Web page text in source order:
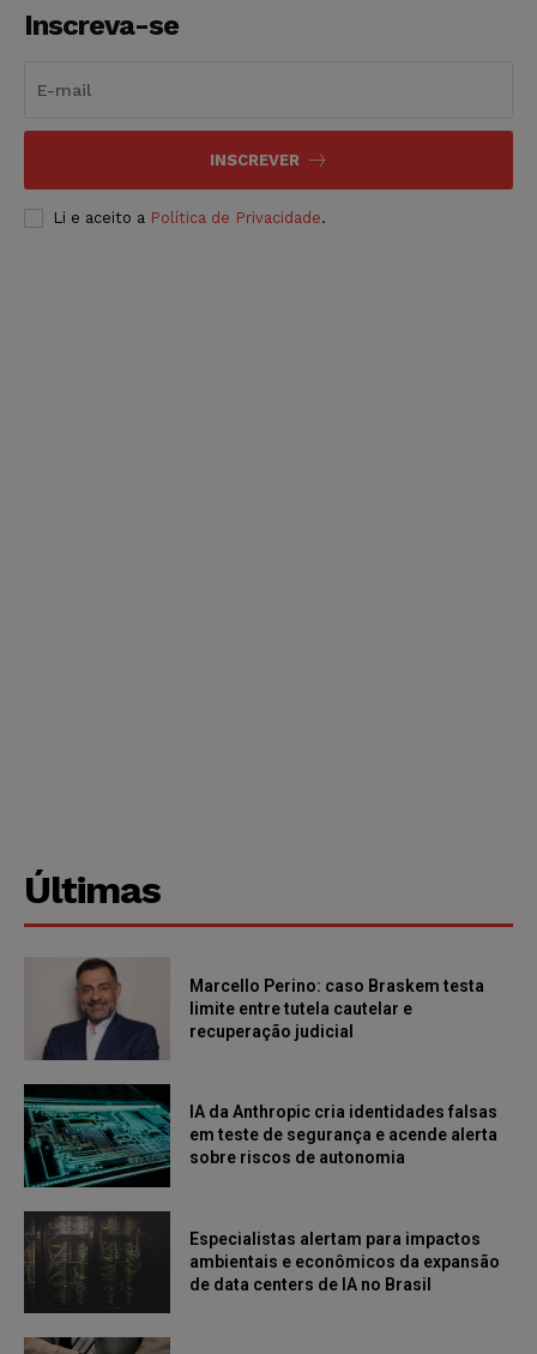
Inscreva-se
INSCREVER
Li e aceito a Política de Privacidade.
Últimas
Marcello Perino: caso Braskem testa
limite entre tutela cautelar e
recuperação judicial
IA da Anthropic cria identidades falsas
em teste de segurança e acende alerta
sobre riscos de autonomia
Especialistas alertam para impactos
ambientais e econômicos da expansão
de data centers de IA no Brasil